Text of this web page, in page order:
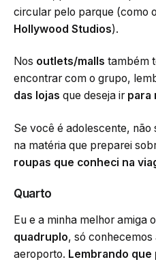
circular pelo parque (como
Hollywood Studios).
Nos outlets/malls também
encontrar com o grupo,
das lojas que deseja ir para
Se você é adolescente, não
na matéria que preparei
roupas que conheci na
Quarto
Eu e a minha melhor amiga
quadruplo, só conhecemos
aeroporto. Lembrando